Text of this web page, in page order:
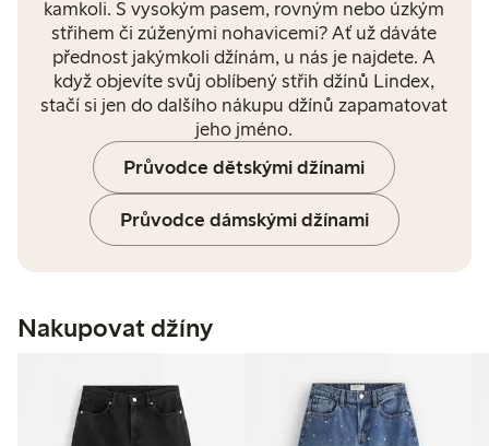
kamkoli. S vysokým pasem, rovným nebo úzkým
střihem či zúženými nohavicemi? Ať už dáváte
přednost jakýmkoli džínám, u nás je najdete. A
když objevíte svůj oblíbený střih džínů Lindex,
stačí si jen do dalšího nákupu džínů zapamatovat
jeho jméno.
Průvodce dětskými džínami
Průvodce dámskými džínami
Nakupovat džíny